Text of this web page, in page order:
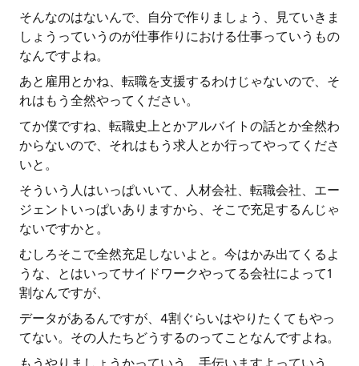
そんなのはないんで、自分で作りましょう、見ていきま
しょうっていうのが仕事作りにおける仕事っていうもの
なんですよね。
あと雇用とかね、転職を支援するわけじゃないので、そ
れはもう全然やってください。
てか僕ですね、転職史上とかアルバイトの話とか全然わ
からないので、それはもう求人とか行ってやってくださ
いと。
そういう人はいっぱいいて、人材会社、転職会社、エー
ジェントいっぱいありますから、そこで充足するんじゃ
ないですかと。
むしろそこで全然充足しないよと。今はかみ出てくるよ
うな、とはいってサイドワークやってる会社によって1
割なんですが、
データがあるんですが、4割ぐらいはやりたくてもやっ
てない。その人たちどうするのってことなんですよね。